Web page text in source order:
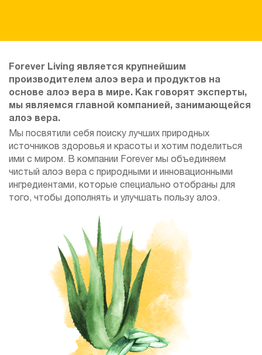
Forever Living является крупнейшим
производителем алоэ вера и продуктов на
основе алоэ вера в мире. Как говорят эксперты,
мы являемся главной компанией, занимающейся
алоэ вера.
Мы посвятили себя поиску лучших природных
источников здоровья и красоты и хотим поделиться
ими с миром. В компании Forever мы объединяем
чистый алоэ вера с природными и инновационными
ингредиентами, которые специально отобраны для
того, чтобы дополнять и улучшать пользу алоэ.